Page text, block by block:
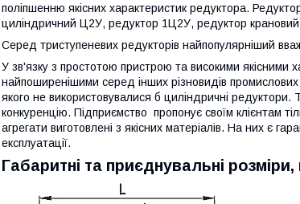
поліпшенню якісних характеристик редуктора.
циліндричний Ц2У, редуктор 1Ц2У, редуктор
Серед триступеневих редукторів найпопулярніший
У зв'язку з простотою пристрою та високими якісними
найпоширенішими серед інших різновидів
якого не використовувалися б циліндричні
конкуренцію. Підприємство пропонує своїм клієнтам
агрегати виготовлені з якісних матеріалів. На них є
експлуатації.
Габаритні та приєднувальні